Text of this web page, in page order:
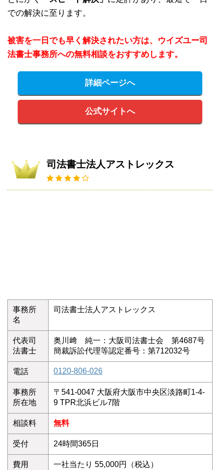
での解決に至ります。
被害を一日でも早く解決されたい方は、ウイズユー司
法書士事務所への無料相談をおすすめします。
詳細ページへ
公式サイトへ
司法書士法人アストレックス
事務所
名
司法書士法人アストレックス
代表司
法書士
奥川﨑 純一：大阪司法書士会 第4687号
簡裁訴訟代理等認定番号：第712032号
電話 0120-806-026
事務所
所在地
〒541-0047 大阪府大阪市中央区淡路町1-4-
9 TPR北浜ビル7階
相談料 無料
受付 24時間365日
費用 一社当たり 55,000円（税込）